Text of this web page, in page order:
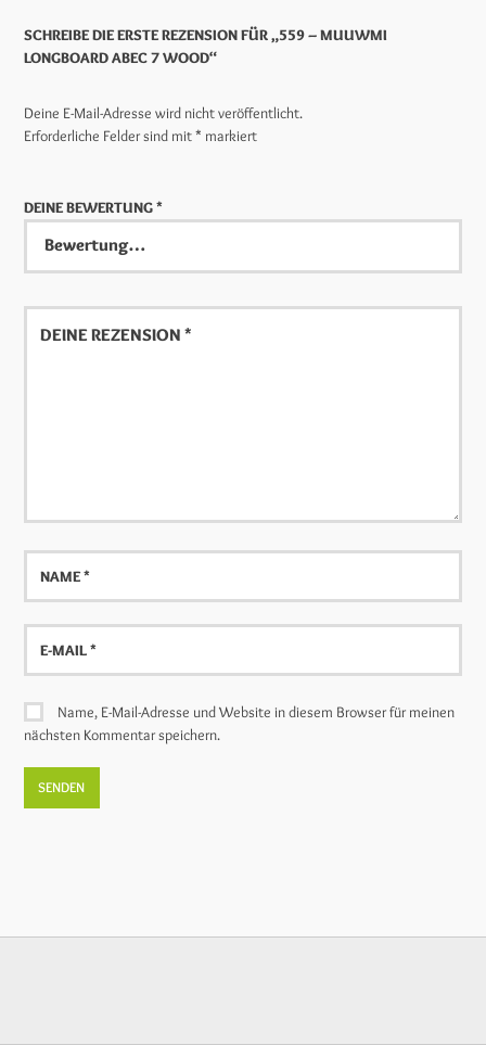
SCHREIBE DIE ERSTE REZENSION FÜR „559 – MUUWMI
LONGBOARD ABEC 7 WOOD“
Deine E-Mail-Adresse wird nicht veröffentlicht.
Erforderliche Felder sind mit* markiert
DEINE BEWERTUNG*
Deine
Rezension
E-
Mail
Name, E-Mail-Adresse und Website in diesem Browser für meinen
nächsten Kommentar speichern.